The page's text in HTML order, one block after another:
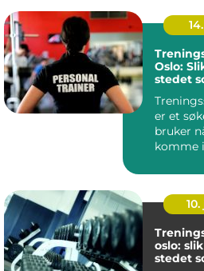
Oslo:
stedet
er et
bruker
komme
oslo:
stedet